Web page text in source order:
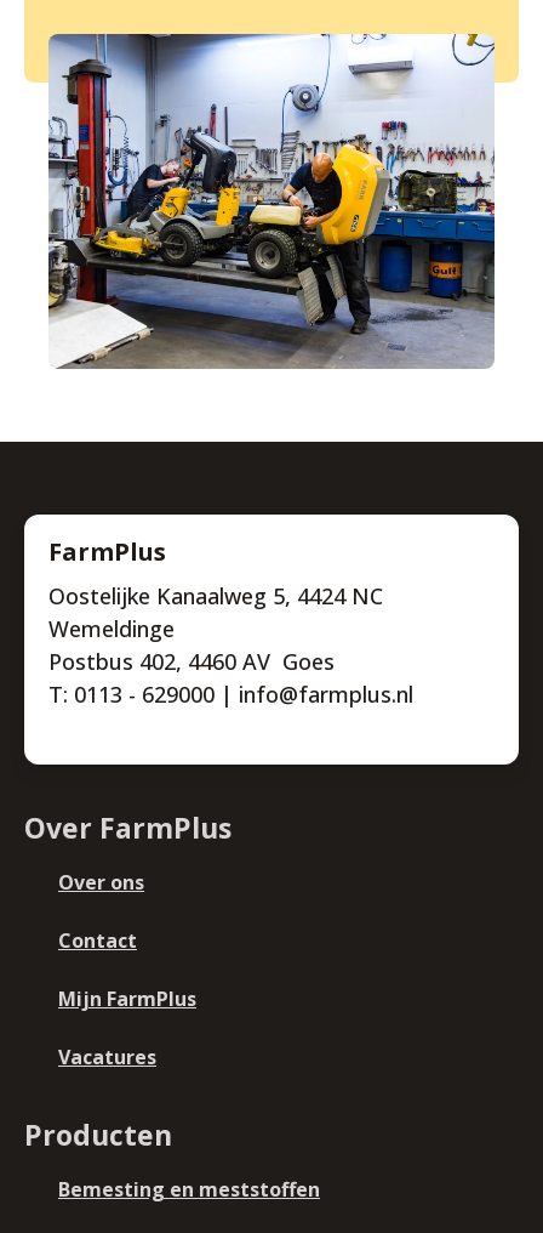
FarmPlus
Oostelijke Kanaalweg 5, 4424 NC
Wemeldinge
Postbus 402, 4460 AV Goes
T: 0113 - 629000 | info@farmplus.nl
Over FarmPlus
Over ons
Contact
Mijn FarmPlus
Vacatures
Producten
Bemesting en meststoffen